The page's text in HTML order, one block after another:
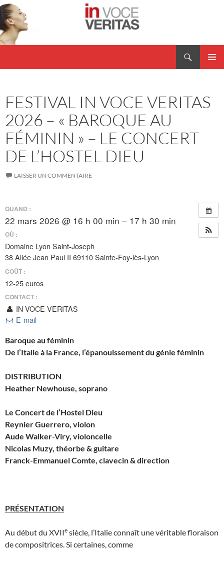
Aller
au
contenu
FESTIVAL IN VOCE VERITAS
2026 – « BAROQUE AU
FÉMININ » – LE CONCERT
DE L’HOSTEL DIEU
LAISSER UN COMMENTAIRE
QUAND :
22 mars 2026 @ 16 h 00 min – 17 h 30 min
OÙ :
Domaine Lyon Saint-Joseph
38 Allée Jean Paul II 69110 Sainte-Foy-lès-Lyon
COÛT :
12-25 euros
CONTACT :
IN VOCE VERITAS
E-mail
Baroque au féminin
De l’Italie à la France, l’épanouissement du génie féminin
DISTRIBUTION
Heather Newhouse, soprano
Le Concert de l’Hostel Dieu
Reynier Guerrero, violon
Aude Walker-Viry, violoncelle
Nicolas Muzy, théorbe & guitare
Franck-Emmanuel Comte, clavecin & direction
PRÉSENTATION
Au début du XVIIe siècle, l’Italie connaît une véritable floraison
de compositrices. Si certaines, comme